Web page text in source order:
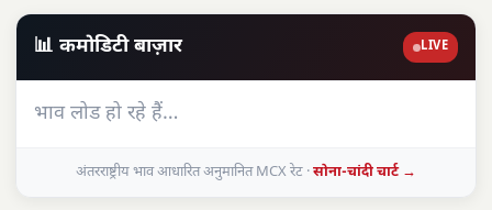
📊 कमोडिटी बाज़ार LIVE
भाव लोड हो रहे हैं…
अंतरराष्ट्रीय भाव आधारित अनुमानित MCX रेट ·सोना-चांदी चार्ट →